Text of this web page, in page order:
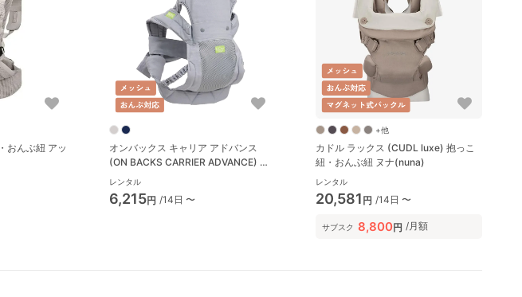
おんぶ紐 アッ
オンバックス キャリア アドバンス
(ON BACKS CARRIER ADVANCE) 抱
っこ紐・おんぶ紐 ラッキーインダスト
リーズ(Lucky Industries)
レンタル
6,215円 /14日 〜
+他
カドル ラックス (CUDL luxe) 抱っこ
紐・おんぶ紐 ヌナ(nuna)
レンタル
20,581 円 /14日 〜
サブスク 8,800円 /月額